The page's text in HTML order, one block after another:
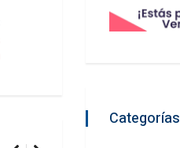
Categorías